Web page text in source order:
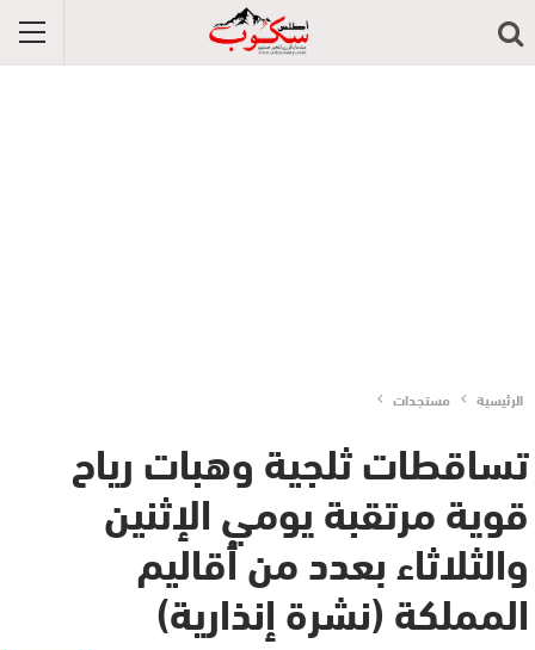
الرئيسية مستجدات
تساقطات ثلجية وهبات رياح
قوية مرتقبة يومي الإثنين
والثلاثاء بعدد من أقاليم
المملكة (نشرة إنذارية)